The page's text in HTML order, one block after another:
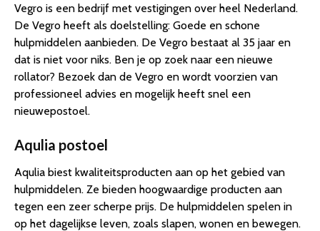
Vegro is een bedrijf met vestigingen over heel Nederland.
De Vegro heeft als doelstelling: Goede en schone
hulpmiddelen aanbieden. De Vegro bestaat al 35 jaar en
dat is niet voor niks. Ben je op zoek naar een nieuwe
rollator? Bezoek dan de Vegro en wordt voorzien van
professioneel advies en mogelijk heeft snel een
nieuwepostoel.
Aqulia postoel
Aqulia biest kwaliteitsproducten aan op het gebied van
hulpmiddelen. Ze bieden hoogwaardige producten aan
tegen een zeer scherpe prijs. De hulpmiddelen spelen in
op het dagelijkse leven, zoals slapen, wonen en bewegen.